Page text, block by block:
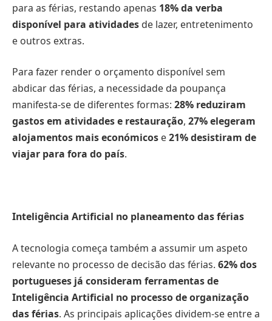
para as férias, restando apenas 18% da verba
disponível para atividades de lazer, entretenimento
e outros extras.
Para fazer render o orçamento disponível sem
abdicar das férias, a necessidade da poupança
manifesta-se de diferentes formas: 28% reduziram
gastos em atividades e restauração, 27% elegeram
alojamentos mais económicos e21% desistiram de
viajar para fora do país.
Inteligência Artificial no planeamento das férias
A tecnologia começa também a assumir um aspeto
relevante no processo de decisão das férias. 62% dos
portugueses já consideram ferramentas de
Inteligência Artificial no processo de organização
das férias. As principais aplicações dividem-se entre a